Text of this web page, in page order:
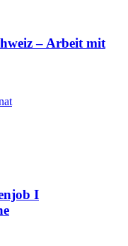
– Arbeit mit
I